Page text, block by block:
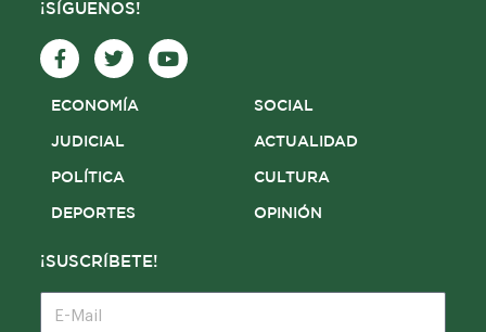
¡SÍGUENOS!
F
a
c
e
o
k
-
f
T
w
i
t
e
Y
o
u
ECONOMÍA
JUDICIAL
POLÍTICA
DEPORTES
SOCIAL
ACTUALIDAD
CULTURA
OPINIÓN
¡SUSCRÍBETE!
Mail